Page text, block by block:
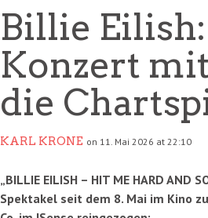
Billie
Konzert
die
KARL KRONE on 11. Mai 2026 at 22:10
„BILLIE EILISH – HIT ME HARD AND
Spektakel seit dem 8. Mai im Kino